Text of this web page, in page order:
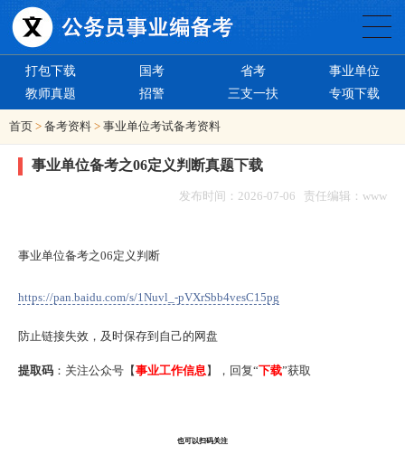
打包下载 国考 省考
事业单位
教师真题
招警 三支一扶 专项下载
首页 > 备考资料 > 事业单位考试备考资料
事业单位备考之06定义判断真题下载
发布时间：2026-07-06 责任编辑：www
事业单位备考之06定义判断
https://pan.baidu.com/s/1Nuvl_-pVXrSbb4vesC15pg
防止链接失效，及时保存到自己的网盘
提取码 ：关注公众号【事业工作信息】，回复“下载”获取
也可以扫码关注